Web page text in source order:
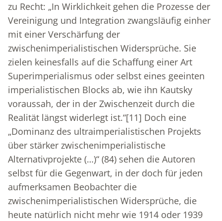
zu Recht: „In Wirklichkeit gehen die Prozesse der
Vereinigung und Integration zwangsläufig einher
mit einer Verschärfung der
zwischenimperialistischen Widersprüche. Sie
zielen keinesfalls auf die Schaffung einer Art
Superimperialismus oder selbst eines geeinten
imperialistischen Blocks ab, wie ihn Kautsky
voraussah, der in der Zwischenzeit durch die
Realität längst widerlegt ist.“[11] Doch eine
„Dominanz des ultraimperialistischen Projekts
über stärker zwischenimperialistische
Alternativprojekte (…)“ (84) sehen die Autoren
selbst für die Gegenwart, in der doch für jeden
aufmerksamen Beobachter die
zwischenimperialistischen Widersprüche, die
heute natürlich nicht mehr wie 1914 oder 1939